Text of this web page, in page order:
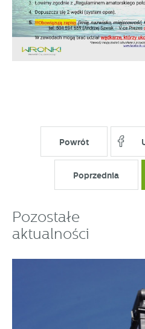
Powrót
Poprzednia
Pozostałe
aktualności
partnerami oraz innych
w charakterze pośredników
postaci wiadomości, ofert,
społecznościowych.